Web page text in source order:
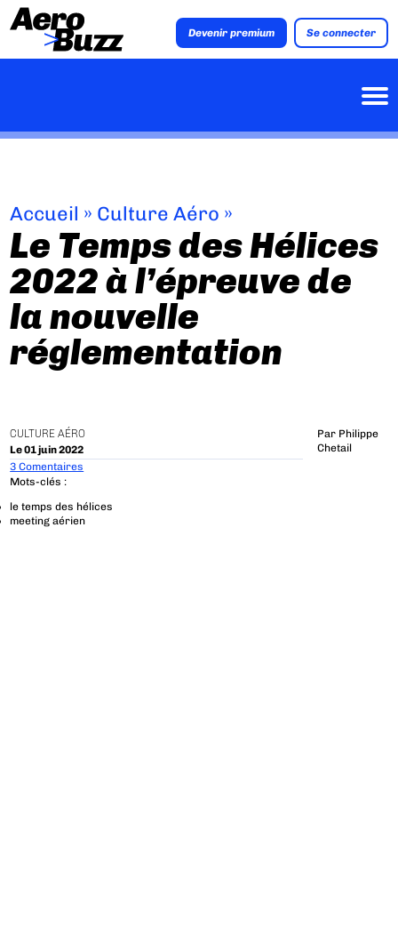
Devenir premium Se connecter
Accueil » Culture Aéro »
Le Temps des Hélices
2022 à l’épreuve de
la nouvelle
réglementation
CULTURE AÉRO
Le 01 juin 2022
Par Philippe
Chetail
3 Comentaires
Mots-clés :
le temps des hélices
meeting aérien